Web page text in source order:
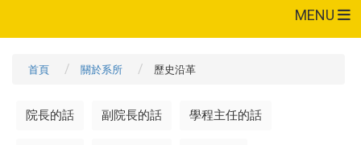
MENU
首頁 關於系所 歷史沿革
院長的話 副院長的話 學程主任的話